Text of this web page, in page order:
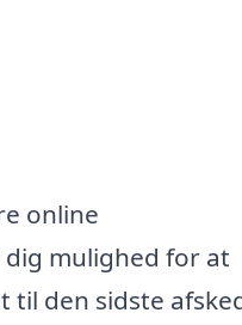
online
mulighed for at
til den sidste